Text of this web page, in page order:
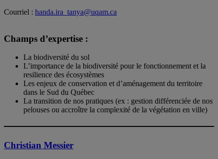
Courriel : handa.ira_tanya@uqam.ca
Champs d’expertise :
La biodiversité du sol
L’importance de la biodiversité pour le fonctionnement et la
resilience des écosystèmes
Les enjeux de conservation et d’aménagement du territoire
dans le Sud du Québec
La transition de nos pratiques (ex : gestion différenciée de nos
pelouses ou accroître la complexité de la végétation en ville)
Christian Messier